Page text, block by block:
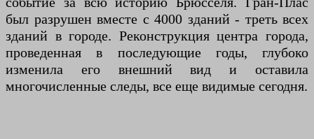
был разрушен вместе с 4000 зданий - треть всех
зданий в городе. Реконструкция центра города,
проведенная в последующие годы, глубоко
изменила его внешний вид и оставила
многочисленные следы, все еще видимые сегодня.